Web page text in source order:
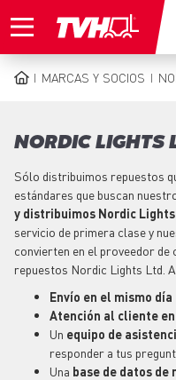
to
MARCAS Y SOCIOS
NORDIC LIGHTS
Sólo distribuimos repuestos
estándares que buscan
y distribuimos Nordic
servicio de primera clase y
convierten en el proveedor de
repuestos Nordic Lights Ltd.
Envío en el mismo día
Atención al cliente
Un equipo de
responder a tus
Una base de datos de